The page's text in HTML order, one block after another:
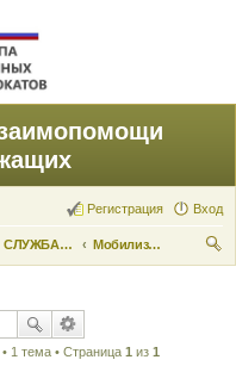
Вход
Регистрация
СЛУЖБА ПО ПРИЗЫВУ
Мобилизация
1 тема • Страница 1 из 1